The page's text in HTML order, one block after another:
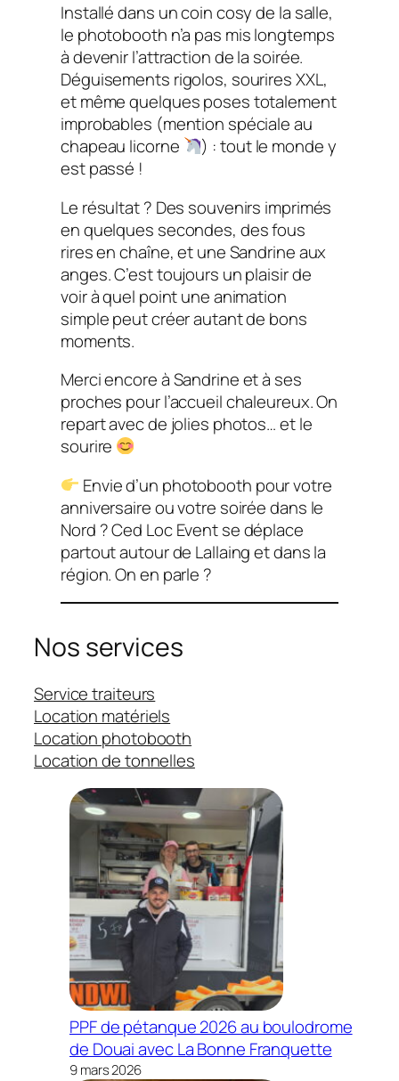
Installé dans un coin cosy de la salle,
le photobooth n’a pas mis longtemps
à devenir l’attraction de la soirée.
Déguisements rigolos, sourires XXL,
et même quelques poses totalement
improbables (mention spéciale au
chapeau licorne
) : tout le monde y
est passé !
Le résultat ? Des souvenirs imprimés
en quelques secondes, des fous
rires en chaîne, et une Sandrine aux
anges. C’est toujours un plaisir de
voir à quel point une animation
simple peut créer autant de bons
moments.
Merci encore à Sandrine et à ses
proches pour l’accueil chaleureux. On
repart avec de jolies photos… et le
sourire
Envie d’un photobooth pour votre
anniversaire ou votre soirée dans le
Nord ? Ced Loc Event se déplace
partout autour de Lallaing et dans la
région. On en parle ?
Nos services
Service traiteurs
Location matériels
Location photobooth
Location de tonnelles
PPF de pétanque 2026 au boulodrome
de Douai avec La Bonne Franquette
9 mars 2026